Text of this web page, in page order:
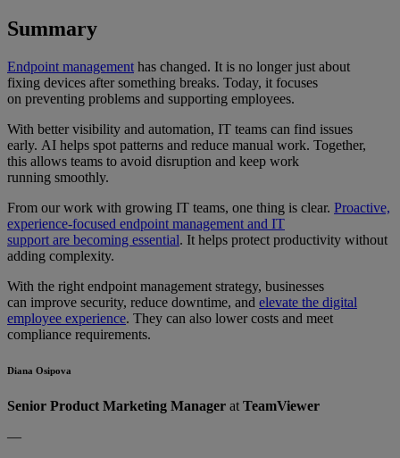
Summary
Endpoint management has changed. It is no longer just about
fixing devices after something breaks. Today, it focuses
on preventing problems and supporting employees.
With better visibility and automation, IT teams can find issues
early. AI helps spot patterns and reduce manual work. Together,
this allows teams to avoid disruption and keep work
running smoothly.
From our work with growing IT teams, one thing is clear. Proactive,
experience-focused endpoint management and IT
support are becoming essential. It helps protect productivity without
adding complexity.
With the right endpoint management strategy, businesses
can improve security, reduce downtime, and elevate the digital
employee experience. They can also lower costs and meet
compliance requirements.
Diana Osipova
Senior Product Marketing Manager at TeamViewer
—